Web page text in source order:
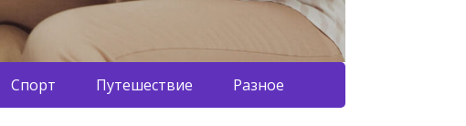
Спорт Путешествие Разное